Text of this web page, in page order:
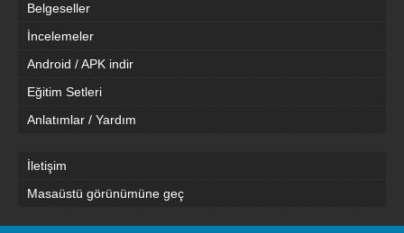
Belgeseller
İncelemeler
Android / APK indir
Eğitim Setleri
Anlatımlar / Yardım
İletişim
Masaüstü görünümüne geç